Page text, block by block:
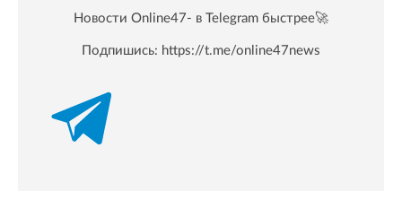
Новости Online47- в Telegram быстрее🚀
Подпишись: https://t.me/online47news